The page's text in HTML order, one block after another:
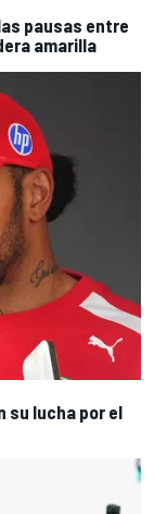
pausas entre
amarilla
su lucha por el